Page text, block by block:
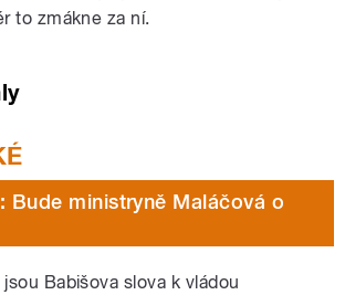
to zmákne za ní.
Bude ministryně Maláčová o
Babišova slova k vládou